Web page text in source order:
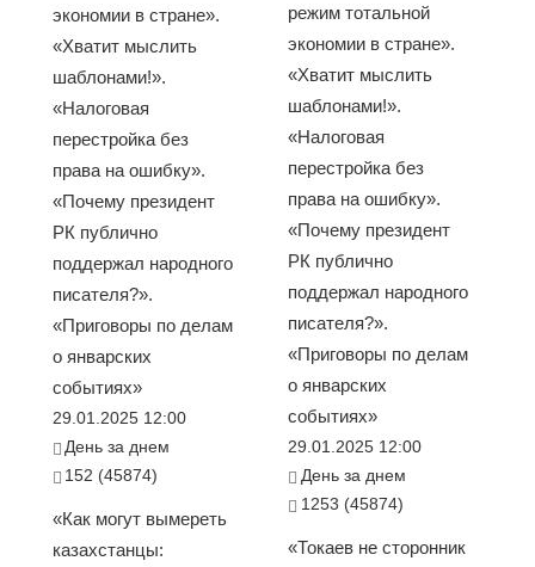
экономии в стране».
«Хватит мыслить
шаблонами!».
«Налоговая
перестройка без
права на ошибку».
«Почему президент
РК публично
поддержал народного
писателя?».
«Приговоры по делам
о январских
событиях»
29.01.2025 12:00
День за днем
152 (45874)
«Как могут вымереть
казахстанцы:
режим тотальной
экономии в стране».
«Хватит мыслить
шаблонами!».
«Налоговая
перестройка без
права на ошибку».
«Почему президент
РК публично
поддержал народного
писателя?».
«Приговоры по делам
о январских
событиях»
29.01.2025 12:00
День за днем
1253 (45874)
«Токаев не сторонник